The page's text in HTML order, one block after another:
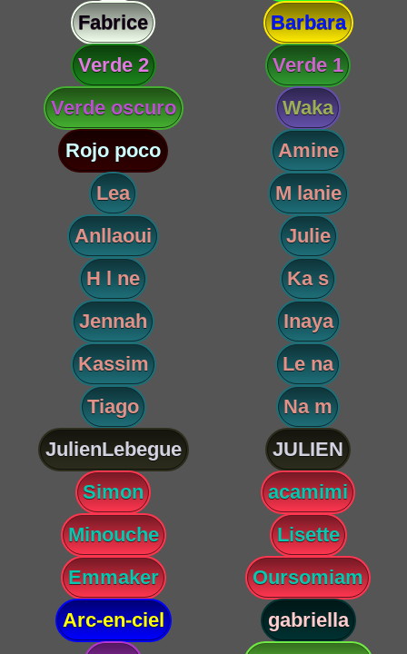
Fabrice
Barbara
Verde 2
Verde 1
Verde oscuro
Waka
Rojo poco
Amine
Lea
M lanie
Anllaoui
Julie
H l ne
Ka s
Jennah
Inaya
Kassim
Le na
Tiago
Na m
JulienLebegue
JULIEN
Simon
acamimi
Minouche
Lisette
Emmaker
Oursomiam
Arc-en-ciel
gabriella